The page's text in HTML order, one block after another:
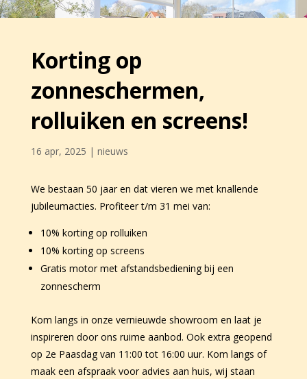
Korting op
zonneschermen,
rolluiken en screens!
16 apr, 2025 | nieuws
We bestaan 50 jaar en dat vieren we met knallende
jubileumacties. Profiteer t/m 31 mei van:
10% korting op rolluiken
10% korting op screens
Gratis motor met afstandsbediening bij een
zonnescherm
Kom langs in onze vernieuwde showroom en laat je
inspireren door ons ruime aanbod. Ook extra geopend
op 2e Paasdag van 11:00 tot 16:00 uur. Kom langs of
maak een afspraak voor advies aan huis, wij staan